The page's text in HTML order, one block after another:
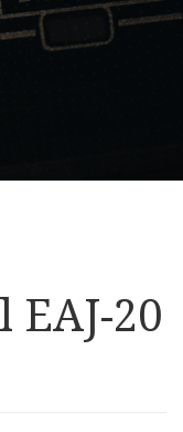
EAJ-20